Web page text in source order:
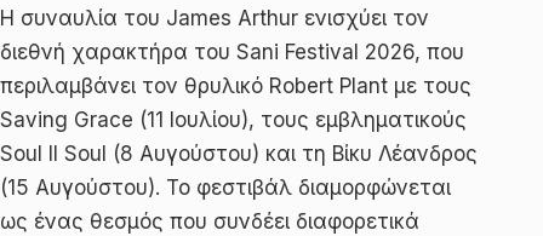
Η συναυλία του James Arthur ενισχύει τον
διεθνή χαρακτήρα του Sani Festival 2026, που
περιλαμβάνει τον θρυλικό Robert Plant με τους
Saving Grace (11 Ιουλίου), τους εμβληματικούς
Soul II Soul (8 Αυγούστου) και τη Βίκυ Λέανδρος
(15 Αυγούστου). Το φεστιβάλ διαμορφώνεται
ως ένας θεσμός που συνδέει διαφορετικά